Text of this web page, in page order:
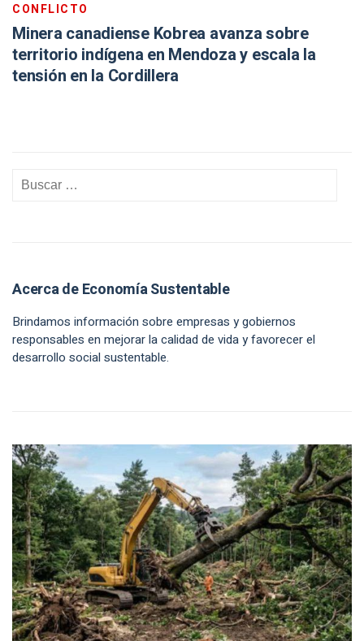
CONFLICTO
Minera canadiense Kobrea avanza sobre
territorio indígena en Mendoza y escala la
tensión en la Cordillera
Acerca de Economía Sustentable
Brindamos información sobre empresas y gobiernos
responsables en mejorar la calidad de vida y favorecer el
desarrollo social sustentable.